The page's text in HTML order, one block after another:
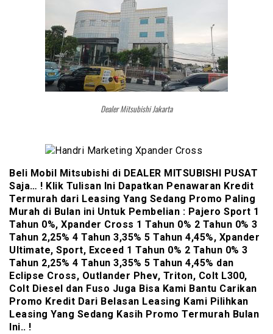
Dealer Mitsubishi Jakarta
Beli Mobil Mitsubishi di DEALER MITSUBISHI PUSAT
Saja… ! Klik Tulisan Ini Dapatkan Penawaran Kredit
Termurah dari Leasing Yang Sedang Promo Paling
Murah di Bulan ini Untuk Pembelian : Pajero Sport 1
Tahun 0%, Xpander Cross 1 Tahun 0% 2 Tahun 0% 3
Tahun 2,25% 4 Tahun 3,35% 5 Tahun 4,45%, Xpander
Ultimate, Sport, Exceed 1 Tahun 0% 2 Tahun 0% 3
Tahun 2,25% 4 Tahun 3,35% 5 Tahun 4,45% dan
Eclipse Cross, Outlander Phev, Triton, Colt L300,
Colt Diesel dan Fuso Juga Bisa Kami Bantu Carikan
Promo Kredit Dari Belasan Leasing Kami Pilihkan
Leasing Yang Sedang Kasih Promo Termurah Bulan
Ini.. !